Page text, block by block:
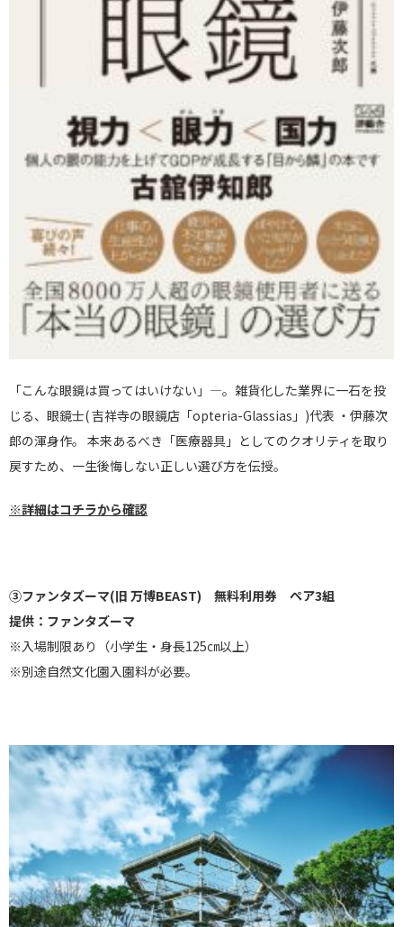
「こんな眼鏡は買ってはいけない」―。雑貨化した業界に一石を投
じる、眼鏡士( 吉祥寺の眼鏡店「opteria-Glassias」)代表 ・伊藤次
郎の渾身作。 本来あるべき「医療器具」としてのクオリティを取り
戻すため、一生後悔しない正しい選び方を伝授。
※詳細はコチラから確認
③ファンタズーマ(旧 万博BEAST) 無料利用券 ペア3組
提供：ファンタズーマ
※入場制限あり（小学生・身長125㎝以上）
※別途自然文化園入園料が必要。